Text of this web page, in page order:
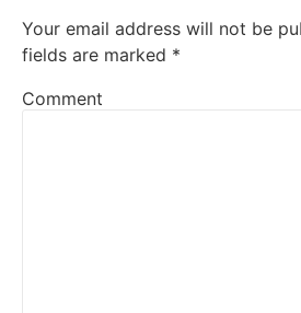
Your email address will not be
fields are marked *
Comment